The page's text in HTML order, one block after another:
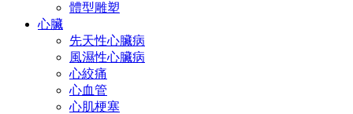
體型雕塑
心臟
先天性心臟病
風濕性心臟病
心絞痛
心血管
心肌梗塞